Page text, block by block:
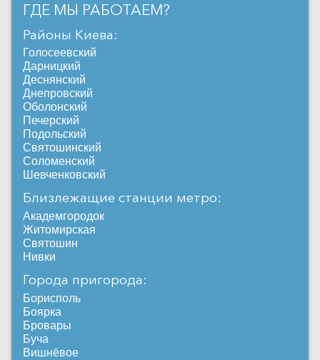
ГДЕ МЫ РАБОТАЕМ?
Районы Киева:
Голосеевский
Дарницкий
Деснянский
Днепровский
Оболонский
Печерский
Подольский
Святошинский
Соломенский
Шевченковский
Близлежащие станции метро:
Академгородок
Житомирская
Святошин
Нивки
Города пригорода:
Борисполь
Боярка
Бровары
Буча
Вишнёвое